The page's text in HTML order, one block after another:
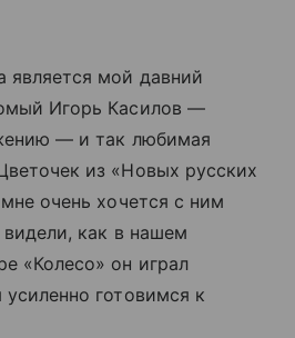
является мой давний
Игорь Касилов —
— и так любимая
из «Новых русских
очень хочется с ним
как в нашем
«Колесо» он играл
готовимся к